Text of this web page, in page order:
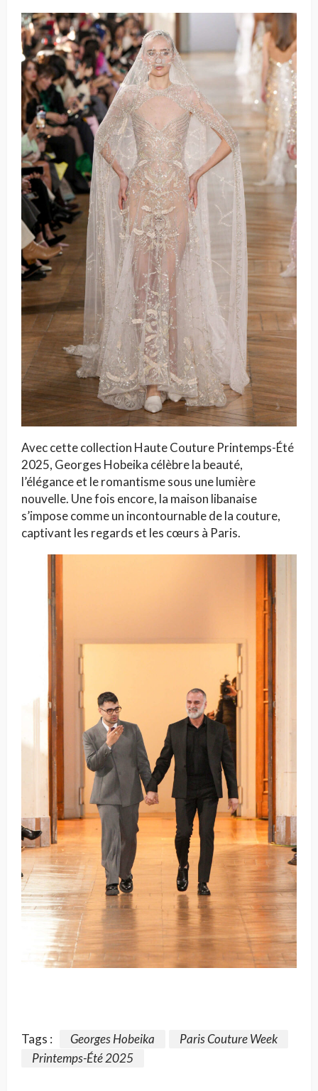
Avec cette collection Haute Couture Printemps-Été
2025, Georges Hobeika célèbre la beauté,
l’élégance et le romantisme sous une lumière
nouvelle. Une fois encore, la maison libanaise
s’impose comme un incontournable de la couture,
captivant les regards et les cœurs à Paris.
Tags : Georges Hobeika
Paris Couture Week
Printemps-Été 2025